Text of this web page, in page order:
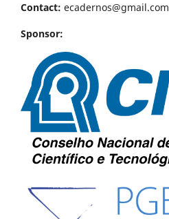
Contact: ecadernos@gmail.com
Sponsor: